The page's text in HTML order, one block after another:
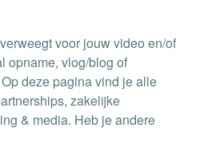
voor jouw video en/of
opname, vlog/blog of
deze pagina vind je alle
zakelijke
& media. Heb je andere